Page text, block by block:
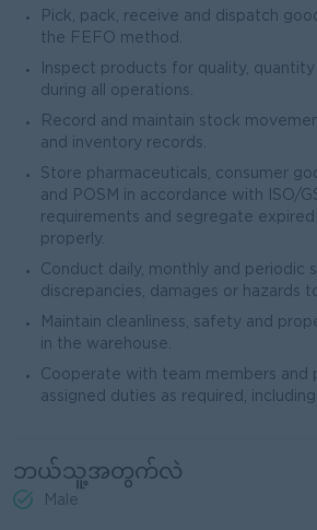
Pick, pack, receive and dispatch
the FEFO method.
Inspect products for quality,
during all operations.
Record and maintain stock
and inventory records.
Store pharmaceuticals, consumer
and POSM in accordance with ISO/
requirements and segregate
properly.
Conduct daily, monthly and periodic
discrepancies, damages or hazards
Maintain cleanliness, safety and
in the warehouse.
Cooperate with team members and
assigned duties as required,
ဘယ်သူ့အတွက်လဲ
Male